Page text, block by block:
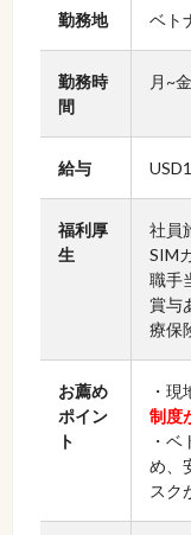
勤務地 ベト
勤務時
間
月~
給与
福利厚
生
社員
SIM
職手
賞与
療保
お薦め
ポイン
ト
・
制度
・
め、
スク